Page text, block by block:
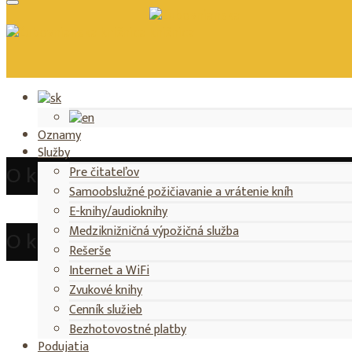
Vypožičný čas
Oznamy
Služby
Pre čitateľov
Samoobslužné požičiavanie a vrátenie kníh
E-knihy/audioknihy
Medziknižničná výpožičná služba
Rešerše
Internet a WiFi
Zvukové knihy
Cenník služieb
Bezhotovostné platby
Podujatia
O knižnici
O knižnici